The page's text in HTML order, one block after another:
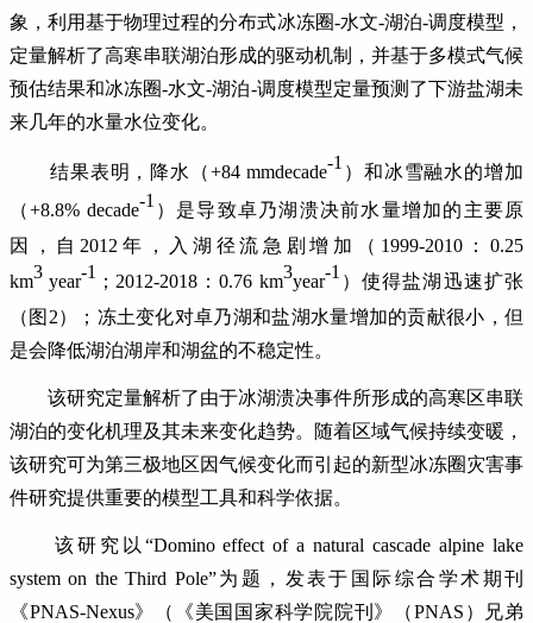
象，利用基于物理过程的分布式冰冻圈-水文-湖泊-调度模型，
定量解析了高寒串联湖泊形成的驱动机制，并基于多模式气候
预估结果和冰冻圈-水文-湖泊-调度模型定量预测了下游盐湖未
来几年的水量水位变化。
结果表明，降水（+84 mmdecade-1 ）和冰雪融水的增加
（+8.8% decade-1 ）是导致卓乃湖溃决前水量增加的主要原
因，自2012年，入湖径流急剧增加（1999-2010：0.25
km3 year-1 ；2012-2018：0.76 km3year-1 ）使得盐湖迅速扩张
（图2）；冻土变化对卓乃湖和盐湖水量增加的贡献很小，但
是会降低湖泊湖岸和湖盆的不稳定性。
该研究定量解析了由于冰湖溃决事件所形成的高寒区串联
湖泊的变化机理及其未来变化趋势。随着区域气候持续变暖，
该研究可为第三极地区因气候变化而引起的新型冰冻圈灾害事
件研究提供重要的模型工具和科学依据。
该研究以“Domino effect of a natural cascade alpine lake
system on the Third Pole”为题，发表于国际综合学术期刊
《PNAS-Nexus》（《美国国家科学院院刊》（PNAS）兄弟